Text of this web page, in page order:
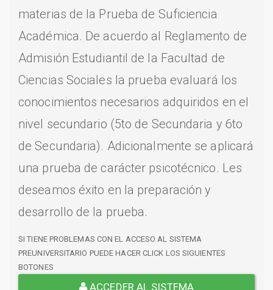
materias de la Prueba de Suficiencia
Académica. De acuerdo al Reglamento de
Admisión Estudiantil de la Facultad de
Ciencias Sociales la prueba evaluará los
conocimientos necesarios adquiridos en el
nivel secundario (5to de Secundaria y 6to
de Secundaria). Adicionalmente se aplicará
una prueba de carácter psicotécnico. Les
deseamos éxito en la preparación y
desarrollo de la prueba.
SI TIENE PROBLEMAS CON EL ACCESO AL SISTEMA
PREUNIVERSITARIO PUEDE HACER CLICK LOS SIGUIENTES
BOTONES
ACCEDER AL SISTEMA